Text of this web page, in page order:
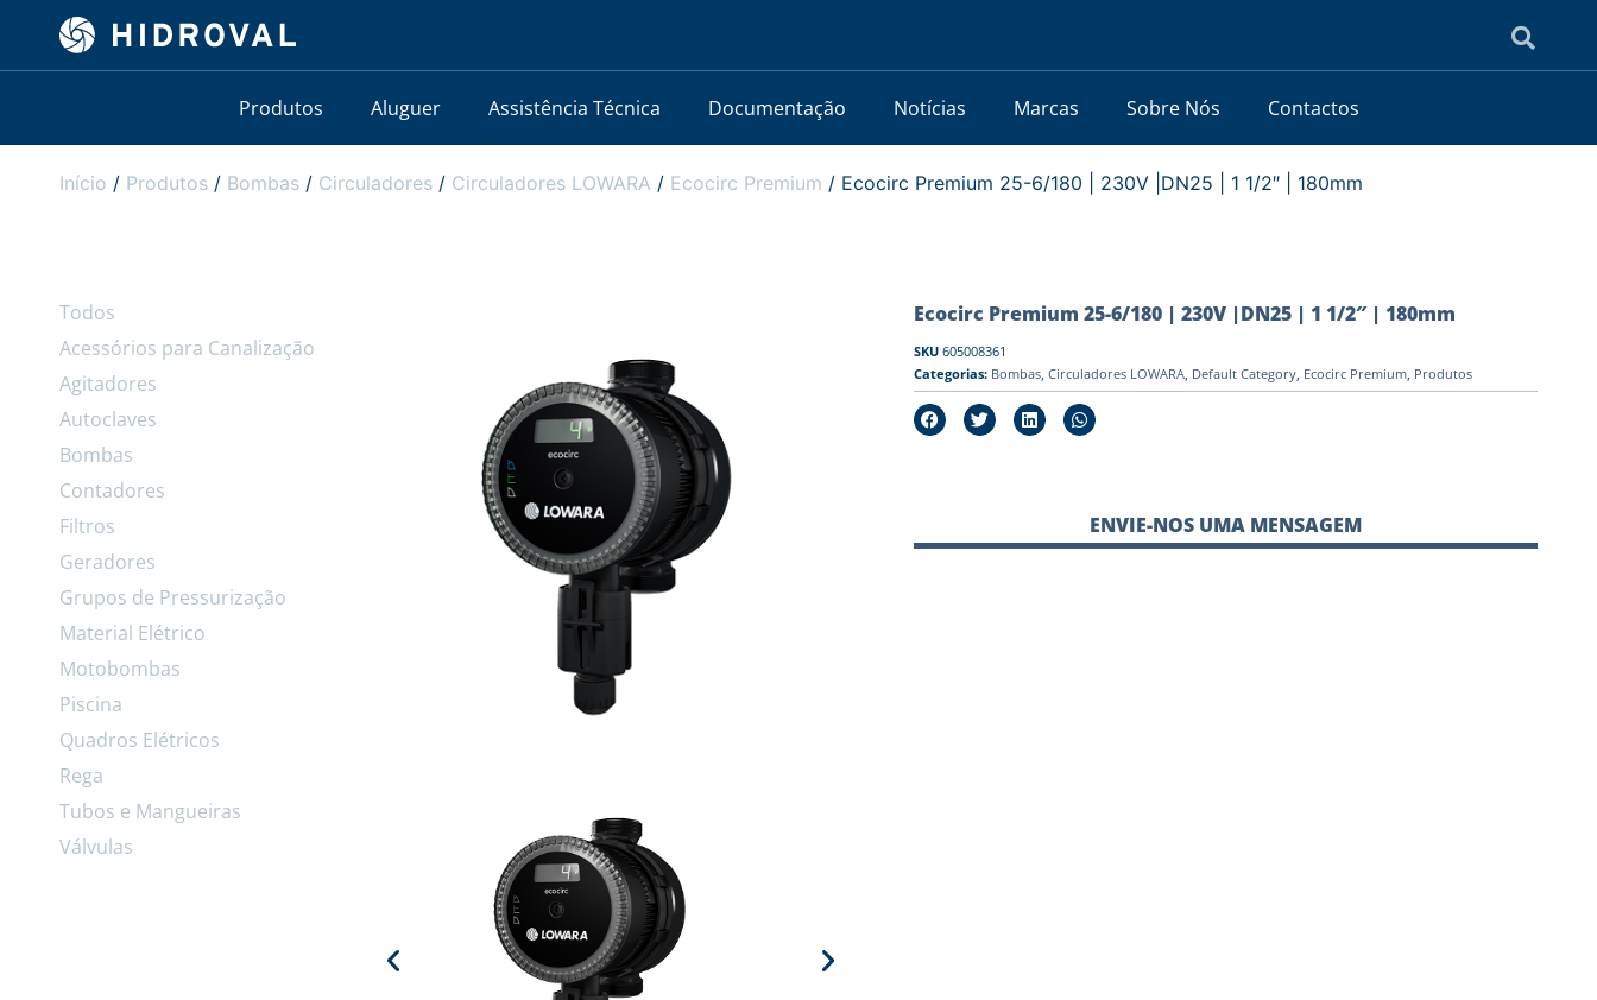
Produtos Aluguer Assistência Técnica Documentação Notícias Marcas Sobre Nós Contactos
Início / Produtos / Bombas / Circuladores / Circuladores LOWARA / Ecocirc Premium / Ecocirc Premium 25-6/180 | 230V |DN25 | 1 1/2″ | 180mm
Todos
Acessórios para Canalização
Agitadores
Autoclaves
Bombas
Contadores
Filtros
Geradores
Grupos de Pressurização
Material Elétrico
Motobombas
Piscina
Quadros Elétricos
Rega
Tubos e Mangueiras
Válvulas
Ecocirc Premium 25-6/180 | 230V |DN25 | 1 1/2″ | 180mm
SKU 605008361
Categorias: Bombas, Circuladores LOWARA, Default Category, Ecocirc Premium, Produtos
ENVIE-NOS UMA MENSAGEM